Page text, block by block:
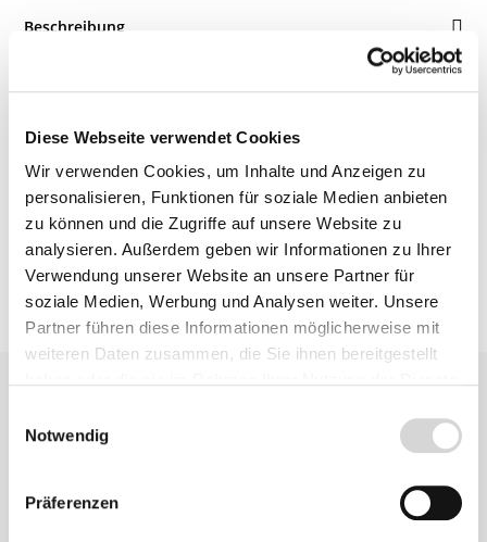
Diese Webseite verwendet Cookies
Wir verwenden Cookies, um Inhalte und Anzeigen zu
personalisieren, Funktionen für soziale Medien anbieten
zu können und die Zugriffe auf unsere Website zu
analysieren. Außerdem geben wir Informationen zu Ihrer
Verwendung unserer Website an unsere Partner für
soziale Medien, Werbung und Analysen weiter. Unsere
Partner führen diese Informationen möglicherweise mit
weiteren Daten zusammen, die Sie ihnen bereitgestellt
Notwendig
Präferenzen
Beschreibung
Bewertungen